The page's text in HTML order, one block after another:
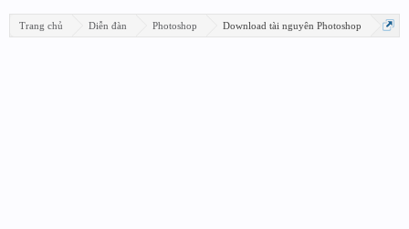
Trang chủ Diễn đàn Photoshop Download tài nguyên Photoshop